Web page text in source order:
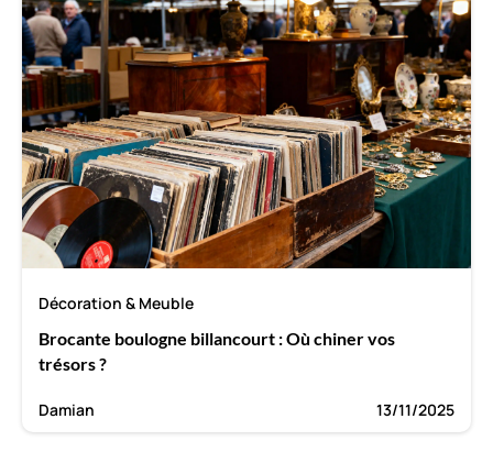
Décoration & Meuble
Brocante boulogne billancourt : Où chiner vos
trésors ?
Damian 13/11/2025